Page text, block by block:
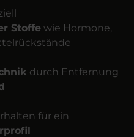
Stoffe wie Hormone,
durch Entfernung
für ein